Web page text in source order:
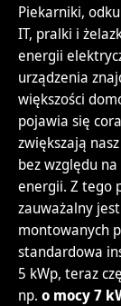
Piekarniki,
IT, pralki i
energii
urządzenia
większości
pojawia się
zwiększają
bez względu
energii. Z tego
zauważalny
montowanych
standardowa
5 kWp, teraz
np. o mocy 7